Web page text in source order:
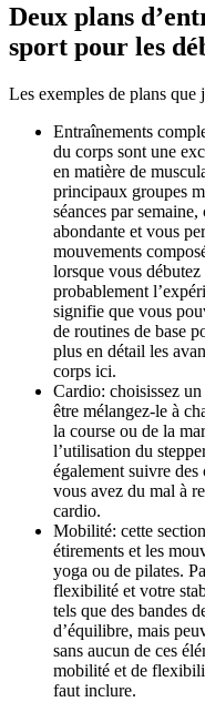
Deux plans
sport pour les
Les exemples de plans que
Entraînements
du corps sont une
en matière de
principaux groupes
séances par
abondante et vous
mouvements
lorsque vous
probablement
signifie que vous
de routines de base
plus en détail les
corps ici.
Cardio: choisissez
être mélangez-le à
la course ou de la
l’utilisation du
également suivre des
vous avez du mal à
cardio.
Mobilité: cette
étirements et les
yoga ou de pilates.
flexibilité et votre
tels que des bandes
d’équilibre, mais
sans aucun de ces
mobilité et de
faut inclure.